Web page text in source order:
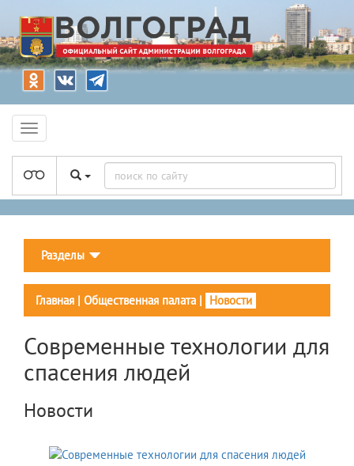
Разделы
Главная | Общественная палата | Новости
Современные технологии для
спасения людей
Новости